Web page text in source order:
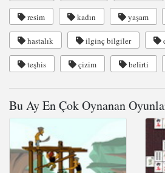
resim kadın yaşam
hastalık ilginç bilgiler
teşhis çizim belirti
Bu Ay En Çok Oynanan